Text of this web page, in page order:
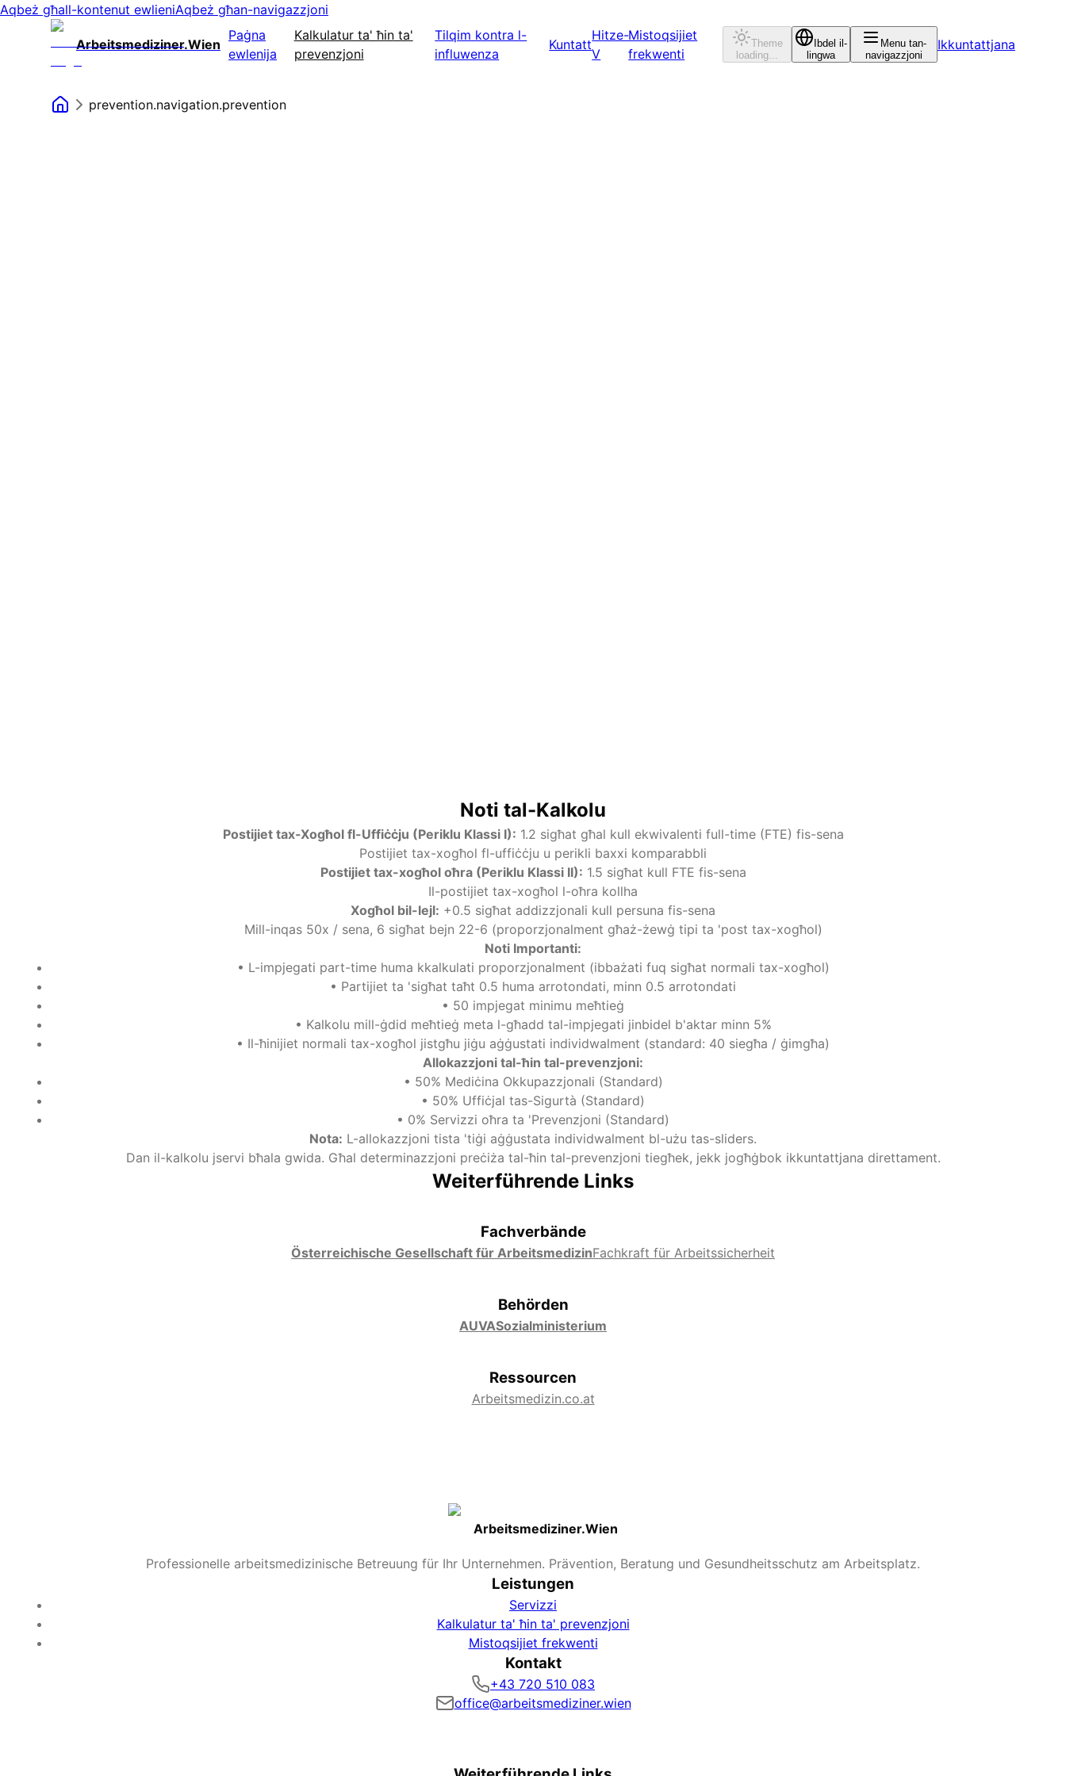
Aqbeż għall-kontenut ewlieniAqbeż għan-navigazzjoni
Arbeitsmediziner.Wien
Paġna
ewlenija
Kalkulatur ta' ħin ta'
prevenzjoni
Tilqim kontra l-
influwenza
Kuntatt
Hitze-
V
Mistoqsijiet
frekwenti
Theme
loading...
Ibdel il-
lingwa
Menu tan-
navigazzjoni
Ikkuntattjana
prevention.navigation.prevention
Noti tal-Kalkolu
Postijiet tax-Xogħol fl-Uffiċċju (Periklu Klassi I): 1.2 sigħat għal kull ekwivalenti full-time (FTE) fis-sena
Postijiet tax-xogħol fl-uffiċċju u perikli baxxi komparabbli
Postijiet tax-xogħol oħra (Periklu Klassi II): 1.5 sigħat kull FTE fis-sena
Il-postijiet tax-xogħol l-oħra kollha
Xogħol bil-lejl: +0.5 sigħat addizzjonali kull persuna fis-sena
Mill-inqas 50x / sena, 6 sigħat bejn 22-6 (proporzjonalment għaż-żewġ tipi ta 'post tax-xogħol)
Noti Importanti:
• L-impjegati part-time huma kkalkulati proporzjonalment (ibbażati fuq sigħat normali tax-xogħol)
• Partijiet ta 'sigħat taħt 0.5 huma arrotondati, minn 0.5 arrotondati
• 50 impjegat minimu meħtieġ
• Kalkolu mill-ġdid meħtieġ meta l-għadd tal-impjegati jinbidel b'aktar minn 5%
• Il-ħinijiet normali tax-xogħol jistgħu jiġu aġġustati individwalment (standard: 40 siegħa / ġimgħa)
Allokazzjoni tal-ħin tal-prevenzjoni:
• 50% Mediċina Okkupazzjonali (Standard)
• 50% Uffiċjal tas-Sigurtà (Standard)
• 0% Servizzi oħra ta 'Prevenzjoni (Standard)
Nota: L-allokazzjoni tista 'tiġi aġġustata individwalment bl-użu tas-sliders.
Dan il-kalkolu jservi bħala gwida. Għal determinazzjoni preċiża tal-ħin tal-prevenzjoni tiegħek, jekk jogħġbok ikkuntattjana direttament.
Weiterführende Links
Fachverbände
Österreichische Gesellschaft für ArbeitsmedizinFachkraft für Arbeitssicherheit
Behörden
AUVASozialministerium
Ressourcen
Arbeitsmedizin.co.at
Arbeitsmediziner.Wien
Professionelle arbeitsmedizinische Betreuung für Ihr Unternehmen. Prävention, Beratung und Gesundheitsschutz am Arbeitsplatz.
Leistungen
Servizzi
Kalkulatur ta' ħin ta' prevenzjoni
Mistoqsijiet frekwenti
Kontakt
+43 720 510 083
office@arbeitsmediziner.wien